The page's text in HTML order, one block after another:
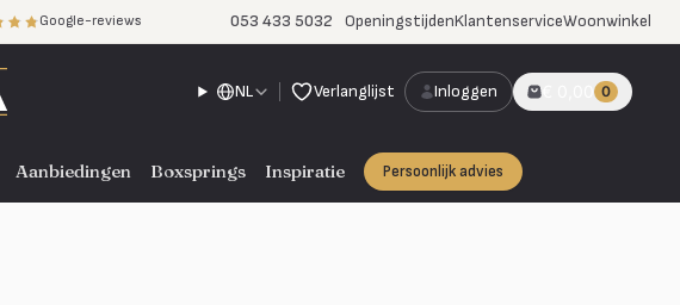
Google-reviews 053 433 5032 OpeningstijdenKlantenserviceWoonwinkel
NL Verlanglijst Inloggen € 0,00 0
Aanbiedingen Boxsprings Inspiratie Persoonlijk advies